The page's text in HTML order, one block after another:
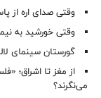
وقتی صدای اره از
وقتی خورشید به
گورستان سینمای
از مغز تا اشراق؛
می‌نگرند؟